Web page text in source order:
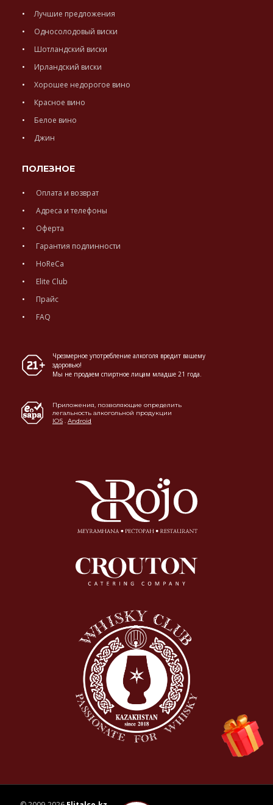
Лучшие предложения
Односолодовый виски
Шотландский виски
Ирландский виски
Хорошее недорогое вино
Красное вино
Белое вино
Джин
ПОЛЕЗНОЕ
Оплата и возврат
Адреса и телефоны
Оферта
Гарантия подлинности
HoReCa
Elite Club
Прайс
FAQ
Чрезмерное употребление алкоголя вредит вашему
здоровью!
Мы не продаем спиртное лицам младше 21 года.
Приложения, позволяющие определить
легальность алкогольной продукции
IOS
Android